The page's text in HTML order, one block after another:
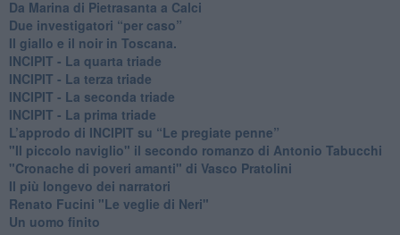
Da Marina di Pietrasanta a Calci
​Due investigatori “per caso”
​Il giallo e il noir in Toscana.
INCIPIT - La quarta triade
INCIPIT - La terza triade
INCIPIT - La seconda triade
INCIPIT - La prima triade
L’approdo di INCIPIT su “Le pregiate penne”
​"Il piccolo naviglio" il secondo romanzo di Antonio Tabucchi
​"Cronache di poveri amanti" di Vasco Pratolini
​Il più longevo dei narratori
Renato Fucini "Le veglie di Neri"
Un uomo finito